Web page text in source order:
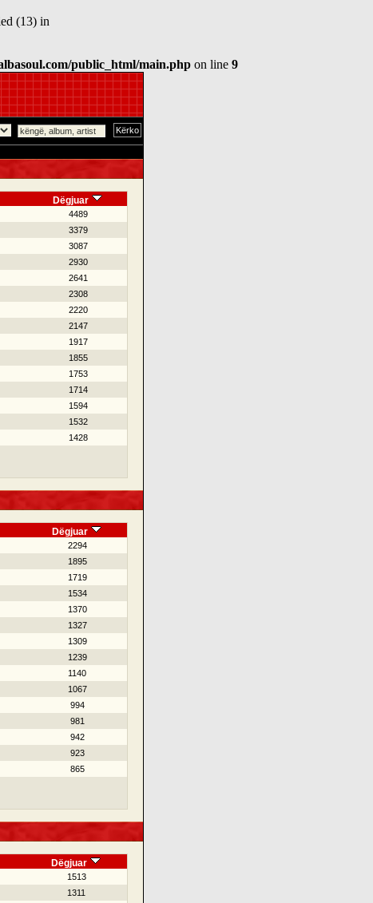
(13) in
public_html/main.php on line 9
Dëgjuar
4489
3379
3087
2930
2641
2308
2220
2147
1917
1855
1753
1714
1594
1532
1428
Dëgjuar
2294
1895
1719
1534
1370
1327
1309
1239
1140
1067
994
981
942
923
865
Dëgjuar
1513
1311